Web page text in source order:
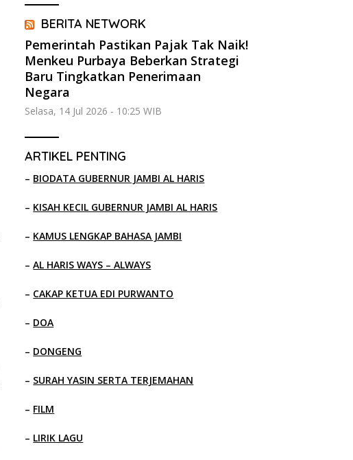
BERITA NETWORK
Pemerintah Pastikan Pajak Tak Naik!
Menkeu Purbaya Beberkan Strategi
Baru Tingkatkan Penerimaan
Negara
Selasa, 14 Jul 2026 - 10:25 WIB
ARTIKEL PENTING
– BIODATA GUBERNUR JAMBI AL HARIS
– KISAH KECIL GUBERNUR JAMBI AL HARIS
– KAMUS LENGKAP BAHASA JAMBI
–AL HARIS WAYS – ALWAYS
– CAKAP KETUA EDI PURWANTO
– DOA
– DONGENG
– SURAH YASIN SERTA TERJEMAHAN
– FILM
– LIRIK LAGU